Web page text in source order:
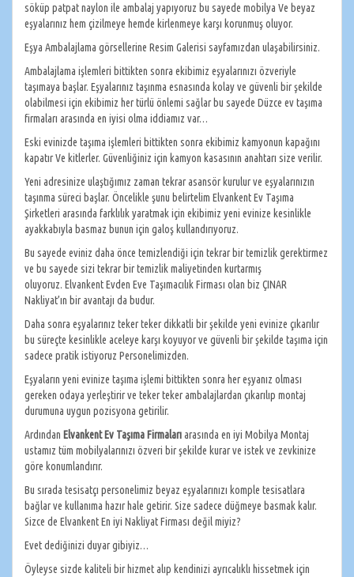
söküp patpat naylon ile ambalaj yapıyoruz bu sayede mobilya Ve beyaz
eşyalarınız hem çizilmeye hemde kirlenmeye karşı korunmuş oluyor.
Eşya Ambalajlama görsellerine Resim Galerisi sayfamızdan ulaşabilirsiniz.
Ambalajlama işlemleri bittikten sonra ekibimiz eşyalarınızı özveriyle
taşımaya başlar. Eşyalarınız taşınma esnasında kolay ve güvenli bir şekilde
olabilmesi için ekibimiz her türlü önlemi sağlar bu sayede Düzce ev taşıma
firmaları arasında en iyisi olma iddiamız var…
Eski evinizde taşıma işlemleri bittikten sonra ekibimiz kamyonun kapağını
kapatır Ve kitlerler. Güvenliğiniz için kamyon kasasının anahtarı size verilir.
Yeni adresinize ulaştığımız zaman tekrar asansör kurulur ve eşyalarınızın
taşınma süreci başlar. Öncelikle şunu belirtelim Elvankent Ev Taşıma
Şirketleri arasında farklılık yaratmak için ekibimiz yeni evinize kesinlikle
ayakkabıyla basmaz bunun için galoş kullandırıyoruz.
Bu sayede eviniz daha önce temizlendiği için tekrar bir temizlik gerektirmez
ve bu sayede sizi tekrar bir temizlik maliyetinden kurtarmış
oluyoruz. Elvankent Evden Eve Taşımacılık Firması olan biz ÇINAR
Nakliyat’ın bir avantajı da budur.
Daha sonra eşyalarınız teker teker dikkatli bir şekilde yeni evinize çıkarılır
bu süreçte kesinlikle aceleye karşı koyuyor ve güvenli bir şekilde taşıma için
sadece pratik istiyoruz Personelimizden.
Eşyaların yeni evinize taşıma işlemi bittikten sonra her eşyanız olması
gereken odaya yerleştirir ve teker teker ambalajlardan çıkarılıp montaj
durumuna uygun pozisyona getirilir.
Ardından Elvankent Ev Taşıma Firmalarıarasında en iyi Mobilya Montaj
ustamız tüm mobilyalarınızı özveri bir şekilde kurar ve istek ve zevkinize
göre konumlandırır.
Bu sırada tesisatçı personelimiz beyaz eşyalarınızı komple tesisatlara
bağlar ve kullanıma hazır hale getirir. Size sadece düğmeye basmak kalır.
Sizce de Elvankent En iyi Nakliyat Firması değil miyiz?
Evet dediğinizi duyar gibiyiz…
Öyleyse sizde kaliteli bir hizmet alıp kendinizi ayrıcalıklı hissetmek için